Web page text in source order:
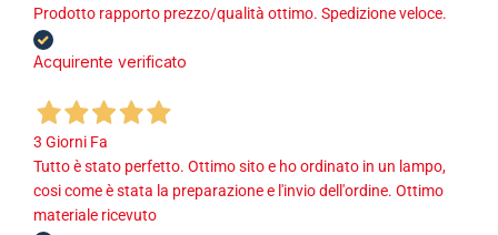
Prodotto rapporto prezzo/qualità ottimo. Spedizione veloce.
Acquirente verificato
3 Giorni Fa
Tutto è stato perfetto. Ottimo sito e ho ordinato in un lampo,
cosi come è stata la preparazione e l'invio dell'ordine. Ottimo
materiale ricevuto